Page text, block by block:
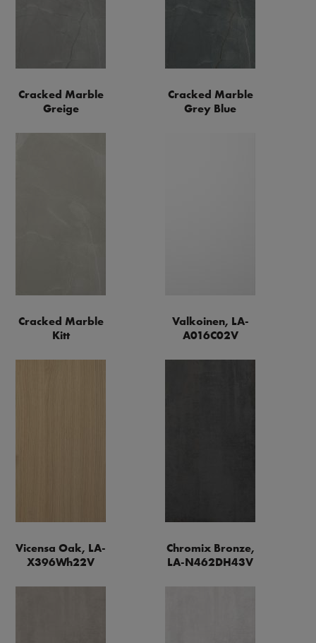
Cracked Marble
Greige
Cracked Marble
Grey Blue
Cracked Marble
Kitt
Valkoinen, LA-
A016C02V
Vicensa Oak, LA-
X396Wh22V
Chromix Bronze,
LA-N462DH43V